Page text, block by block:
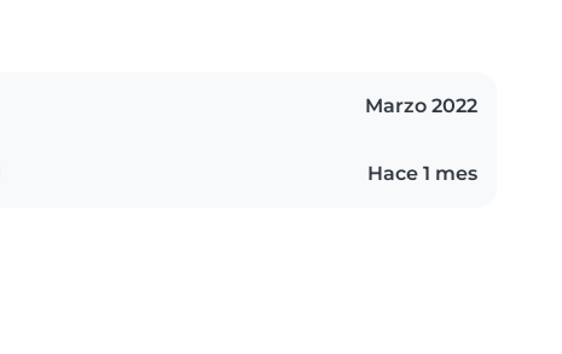
Marzo 2022
Hace 1 mes